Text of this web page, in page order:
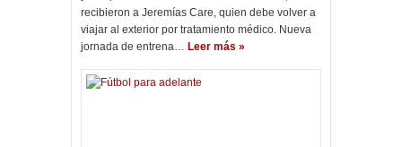
recibieron a Jeremías Care, quien debe volver a
viajar al exterior por tratamiento médico. Nueva
jornada de entrena… Leer más »